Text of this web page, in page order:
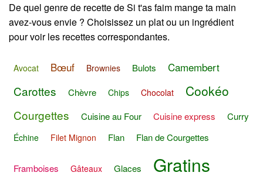
De quel genre de recette de Si t'as faim mange ta main
avez-vous envie ? Choisissez un plat ou un ingrédient
pour voir les recettes correspondantes.
Avocat Bœuf Brownies Bulots Camembert
Carottes Chèvre Chips Chocolat Cookéo
Courgettes Cuisine au Four Cuisine express Curry
Échine Filet Mignon Flan Flan de Courgettes
Framboises Gâteaux Glaces Gratins